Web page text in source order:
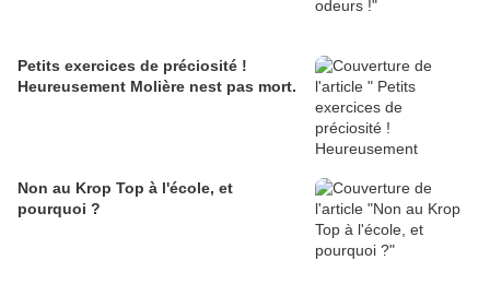
Petits exercices de préciosité !
Heureusement Molière nest pas mort.
Non au Krop Top à l'école, et
pourquoi ?